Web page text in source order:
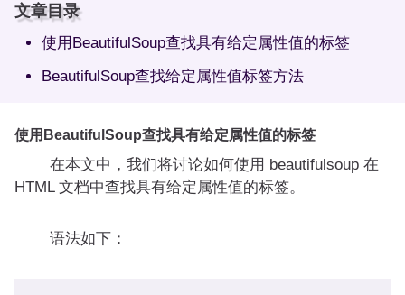
文章目录
使用BeautifulSoup查找具有给定属性值的标签
BeautifulSoup查找给定属性值标签方法
使用BeautifulSoup查找具有给定属性值的标签
在本文中，我们将讨论如何使用 beautifulsoup 在
HTML 文档中查找具有给定属性值的标签。
语法如下：